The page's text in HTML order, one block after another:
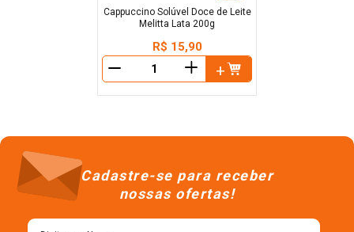
Cappuccino Solúvel Doce de Leite
Melitta Lata 200g
R$ 15,90
＋
Cadastre-se para receber
nossas ofertas!